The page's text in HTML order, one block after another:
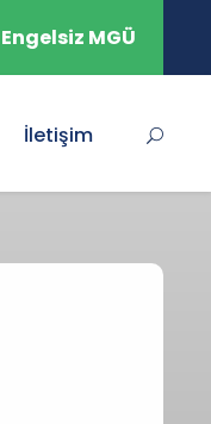
Engelsiz MGÜ
İletişim